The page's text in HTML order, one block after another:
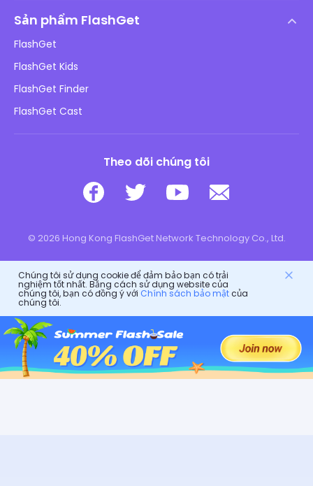
Chính sách DMCA
Chính sách bảo mật
Chính sách Quảng cáo
Không bán thông tin của tôi
An toàn Online cho trẻ em
Tải xuống
Sản phẩm FlashGet
FlashGet
FlashGet Kids
FlashGet Finder
FlashGet Cast
Theo dõi chúng tôi
© 2026 Hong Kong FlashGet Network Technology Co., Ltd.
Chúng tôi sử dụng cookie để đảm bảo bạn có trải
nghiệm tốt nhất. Bằng cách sử dụng website của
chúng tôi, bạn có đồng ý với Chính sách bảo mậtcủa
chúng tôi.